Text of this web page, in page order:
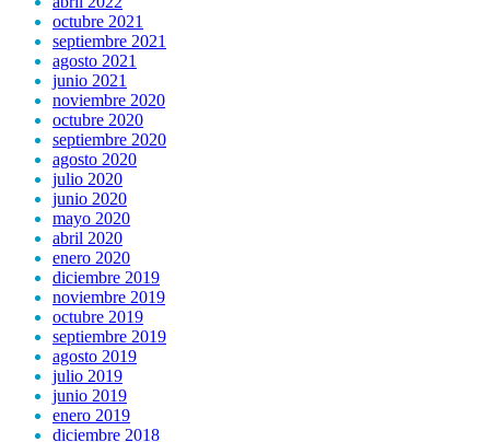
octubre 2021
septiembre 2021
agosto 2021
junio 2021
noviembre 2020
octubre 2020
septiembre 2020
agosto 2020
julio 2020
junio 2020
mayo 2020
abril 2020
enero 2020
diciembre 2019
noviembre 2019
octubre 2019
septiembre 2019
agosto 2019
julio 2019
junio 2019
enero 2019
diciembre 2018